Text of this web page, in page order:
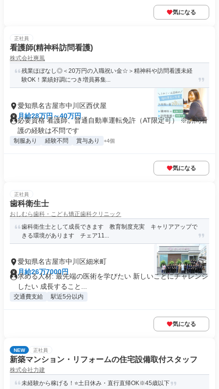
気になる
正社員
看護師(精神科訪問看護)
株式会社爽風
残業ほぼなし◎＜20万円の入職祝い金☆＞精神科や訪問看護未経
験OK！業績好調につき増員募集...
愛知県名古屋市中川区西伏屋
月給28万円～40万円
必要資格 看護師、普通自動車運転免許（AT限定可） ※訪問看
護の経験は不問です
制服あり 経験不問 賞与あり +4個
気になる
正社員
歯科衛生士
おしむら歯科・こども矯正歯科クリニック
歯科衛生士として成長できます 教育制度充実 キャリアアップで
きる環境があります チェア11...
愛知県名古屋市中川区細米町
月給26万7000円
求める人材: 最先端の医術を学びたい 新しいことにチャレンジ
したい 成長すること...
交通費支給 駅近5分以内
気になる
NEW 正社員
新築マンション・リフォームの住宅設備取付スタッフ
株式会社力建
未経験から稼げる！⭐土日休み・直行直帰OK※45歳以下